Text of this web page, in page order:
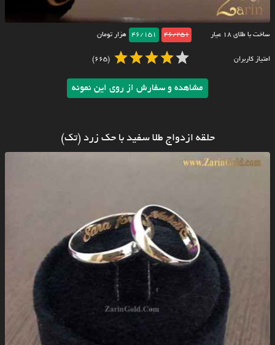
ساخت با طلای ۱۸ عیار 46/251
46/151 هزار تومان
امتیاز کاربران (665)
مشاهده و سفارش از روی این نمونه
حلقه ازدواج طلا سفید با حک زرد (تک)